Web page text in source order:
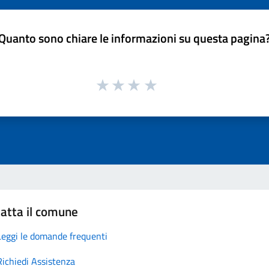
sono chiare le informazioni su questa
il comune
le domande frequenti
Assistenza